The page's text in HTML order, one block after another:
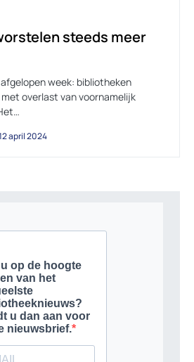
steeds meer
week: bibliotheken
overlast van voornamelijk
april 2024